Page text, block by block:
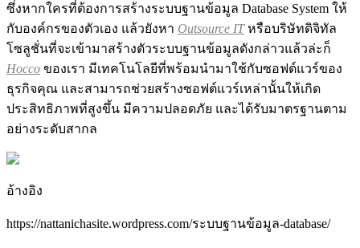
ซึ่งหากใครที่ต้องการสร้างระบบฐานข้อมูล Database System ให้
กับองค์กรของตัวเอง แล้วยังหา Outsource ITหรือบริษัทดิจิทัล
โซลูชั่นที่จะเข้ามาสร้างตัวระบบฐานข้อมูลดังกล่าวแล้วล่ะก็
Hocco ของเรา มีเทคโนโลยีที่พร้อมนำมาใช้กับซอฟต์แวร์ของ
ธุรกิจคุณ และสามารถช่วยสร้างซอฟต์แวร์เหล่านั้นให้เกิด
ประสิทธิภาพที่สูงขึ้น มีความปลอดภัย และได้รับมาตรฐานตาม
อย่างระดับสากล
อ้างอิง
https://nattanichasite.wordpress.com/ระบบฐานข้อมูล-database/